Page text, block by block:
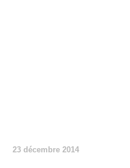
23 décembre 2014